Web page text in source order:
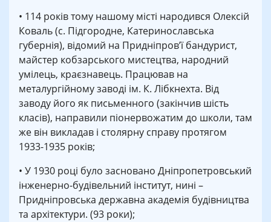
• 114 років тому нашому місті народився Олексій
Коваль (с. Підгородне, Катеринославська
губернія), відомий на Придніпров’ї бандурист,
майстер кобзарського мистецтва, народний
умілець, краєзнавець. Працював на
металургійному заводі ім. К. Лібкнехта. Від
заводу його як письменного (закінчив шість
класів), направили піонервожатим до школи, там
же він викладав і столярну справу протягом
1933-1935 років;
• У 1930 році було засновано Дніпропетровський
інженерно-будівельний інститут, нині –
Придніпровська державна академія будівництва
та архітектури. (93 роки);